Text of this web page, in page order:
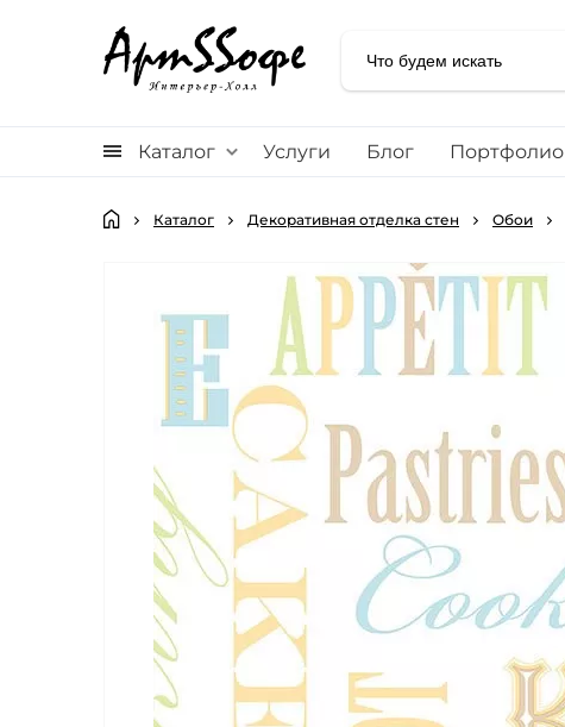
Каталог Услуги Блог Портфолио
Каталог Декоративная отделка стен Обои